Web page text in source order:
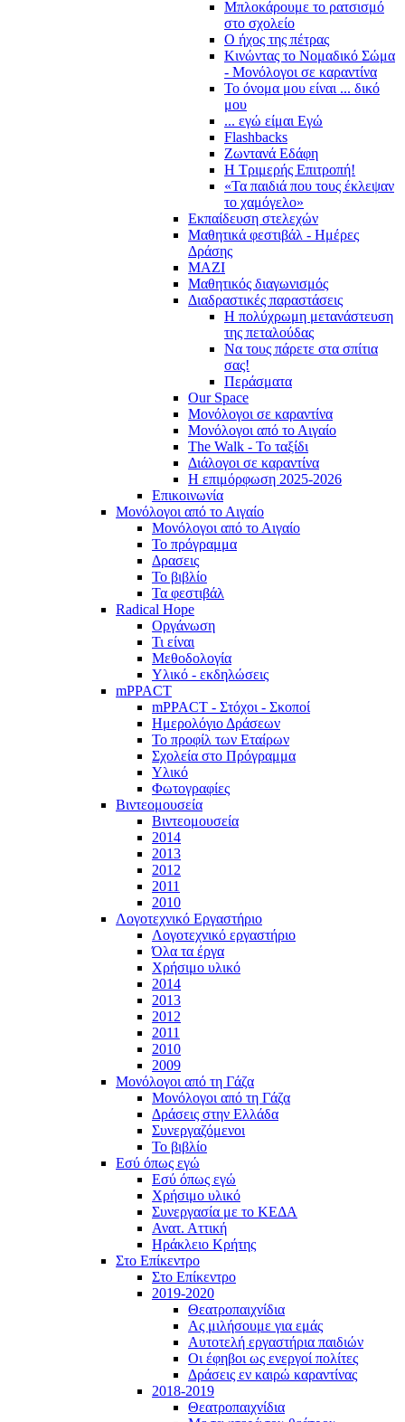
Μπλοκάρουμε το ρατσισμό
στο σχολείο
Ο ήχος της πέτρας
Κινώντας το Νομαδικό Σώμα
- Μονόλογοι σε καραντίνα
Το όνομα μου είναι ... δικό
μου
... εγώ είμαι Εγώ
Flashbacks
Ζωντανά Εδάφη
Η Τριμερής Επιτροπή!
«Τα παιδιά που τους έκλεψαν
το χαμόγελο»
Εκπαίδευση στελεχών
Μαθητικά φεστιβάλ - Ημέρες
Δράσης
ΜΑΖΙ
Μαθητικός διαγωνισμός
Διαδραστικές παραστάσεις
Η πολύχρωμη μετανάστευση
της πεταλούδας
Να τους πάρετε στα σπίτια
σας!
Περάσματα
Our Space
Μονόλογοι σε καραντίνα
Μονόλογοι από το Αιγαίο
The Walk - Το ταξίδι
Διάλογοι σε καραντίνα
Η επιμόρφωση 2025-2026
Επικοινωνία
Μονόλογοι από το Αιγαίο
Μονόλογοι από το Αιγαίο
Το πρόγραμμα
Δρασεις
Το βιβλίο
Τα φεστιβάλ
Radical Hope
Οργάνωση
Τι είναι
Μεθοδολογία
Υλικό - εκδηλώσεις
mPPACT
mPPACT - Στόχοι - Σκοποί
Ημερολόγιο Δράσεων
Το προφίλ των Εταίρων
Σχολεία στο Πρόγραμμα
Υλικό
Φωτογραφίες
Βιντεομουσεία
Βιντεομουσεία
2014
2013
2012
2011
2010
Λογοτεχνικό Εργαστήριο
Λογοτεχνικό εργαστήριο
Όλα τα έργα
Χρήσιμο υλικό
2014
2013
2012
2011
2010
2009
Μονόλογοι από τη Γάζα
Μονόλογοι από τη Γάζα
Δράσεις στην Ελλάδα
Συνεργαζόμενοι
To βιβλίο
Εσύ όπως εγώ
Εσύ όπως εγώ
Χρήσιμο υλικό
Συνεργασία με το ΚΕΔΑ
Ανατ. Αττική
Ηράκλειο Κρήτης
Στο Επίκεντρο
Στο Επίκεντρο
2019-2020
Θεατροπαιχνίδια
Ας μιλήσουμε για εμάς
Αυτοτελή εργαστήρια παιδιών
Οι έφηβοι ως ενεργοί πολίτες
Δράσεις εν καιρώ καραντίνας
2018-2019
Θεατροπαιχνίδια